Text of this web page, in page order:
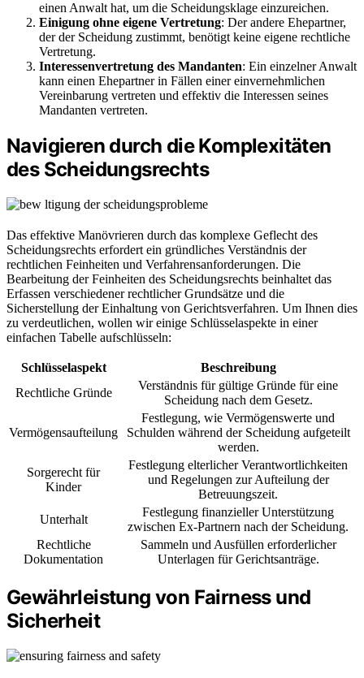
einen Anwalt hat, um die Scheidungsklage einzureichen.
Einigung ohne eigene Vertretung: Der andere Ehepartner,
der der Scheidung zustimmt, benötigt keine eigene rechtliche
Vertretung.
Interessenvertretung des Mandanten: Ein einzelner Anwalt
kann einen Ehepartner in Fällen einer einvernehmlichen
Vereinbarung vertreten und effektiv die Interessen seines
Mandanten vertreten.
Navigieren durch die Komplexitäten
des Scheidungsrechts
Das effektive Manövrieren durch das komplexe Geflecht des
Scheidungsrechts erfordert ein gründliches Verständnis der
rechtlichen Feinheiten und Verfahrensanforderungen. Die
Bearbeitung der Feinheiten des Scheidungsrechts beinhaltet das
Erfassen verschiedener rechtlicher Grundsätze und die
Sicherstellung der Einhaltung von Gerichtsverfahren. Um Ihnen dies
zu verdeutlichen, wollen wir einige Schlüsselaspekte in einer
einfachen Tabelle aufschlüsseln:
Schlüsselaspekt
Beschreibung
Rechtliche Gründe
Verständnis für gültige Gründe für eine
Scheidung nach dem Gesetz.
Vermögensaufteilung
Festlegung, wie Vermögenswerte und
Schulden während der Scheidung aufgeteilt
werden.
Sorgerecht für
Kinder
Festlegung elterlicher Verantwortlichkeiten
und Regelungen zur Aufteilung der
Betreuungszeit.
Unterhalt
Festlegung finanzieller Unterstützung
zwischen Ex-Partnern nach der Scheidung.
Rechtliche
Dokumentation
Sammeln und Ausfüllen erforderlicher
Unterlagen für Gerichtsanträge.
Gewährleistung von Fairness und
Sicherheit